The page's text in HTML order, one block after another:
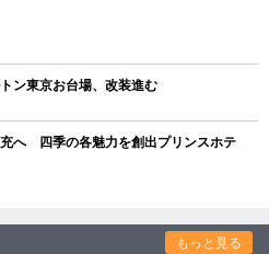
ン東京お台場、改装進む
へ 四季の各魅力を創出プリンスホテ
もっと見る